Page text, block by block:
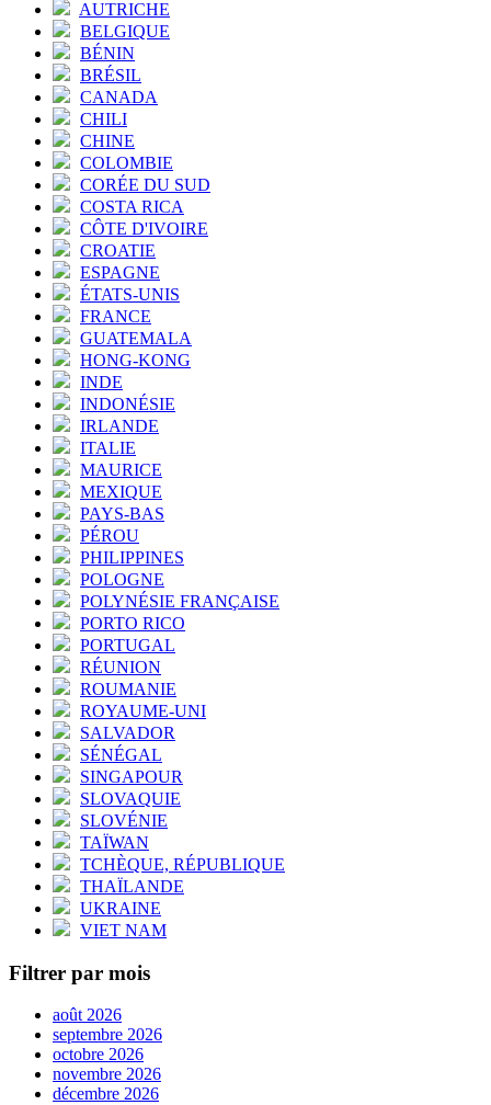
AUTRICHE
BELGIQUE
BÉNIN
BRÉSIL
CANADA
CHILI
CHINE
COLOMBIE
CORÉE DU SUD
COSTA RICA
CÔTE D'IVOIRE
CROATIE
ESPAGNE
ÉTATS-UNIS
FRANCE
GUATEMALA
HONG-KONG
INDE
INDONÉSIE
IRLANDE
ITALIE
MAURICE
MEXIQUE
PAYS-BAS
PÉROU
PHILIPPINES
POLOGNE
POLYNÉSIE FRANÇAISE
PORTO RICO
PORTUGAL
RÉUNION
ROUMANIE
ROYAUME-UNI
SALVADOR
SÉNÉGAL
SINGAPOUR
SLOVAQUIE
SLOVÉNIE
TAÏWAN
TCHÈQUE, RÉPUBLIQUE
THAÏLANDE
UKRAINE
VIET NAM
Filtrer par mois
août 2026
septembre 2026
octobre 2026
novembre 2026
décembre 2026